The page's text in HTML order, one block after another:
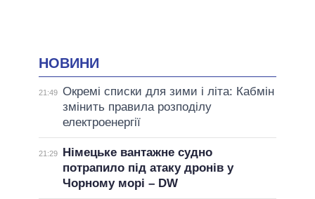
НОВИНИ
21:49 Окремі списки для зими і літа: Кабмін
змінить правила розподілу
електроенергії
21:29
Німецьке вантажне судно
потрапило під атаку дронів у
Чорному морі – DW